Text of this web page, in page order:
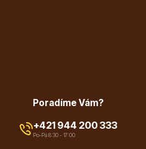
info@stromo.czPoradíme Vám?
+421 944 200 333
Po-Pá 8:30 - 17:00